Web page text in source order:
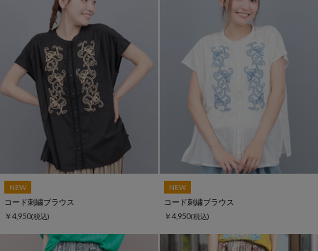
NEW
コード刺繍ブラウス
￥4,950(税込)
NEW
コード刺繍ブラウス
￥4,950(税込)